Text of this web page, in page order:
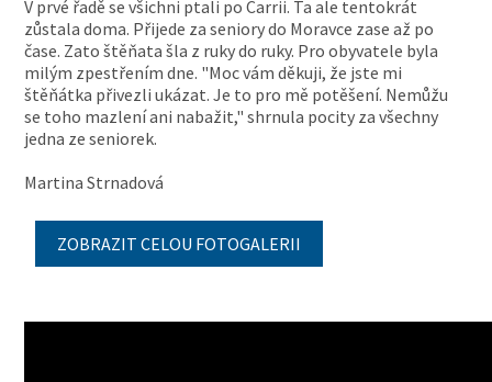
V prvé řadě se všichni ptali po Carrii. Ta ale tentokrát
zůstala doma. Přijede za seniory do Moravce zase až po
čase. Zato štěňata šla z ruky do ruky. Pro obyvatele byla
milým zpestřením dne. "Moc vám děkuji, že jste mi
štěňátka přivezli ukázat. Je to pro mě potěšení. Nemůžu
se toho mazlení ani nabažit," shrnula pocity za všechny
jedna ze seniorek.
Martina Strnadová
ZOBRAZIT CELOU FOTOGALERII